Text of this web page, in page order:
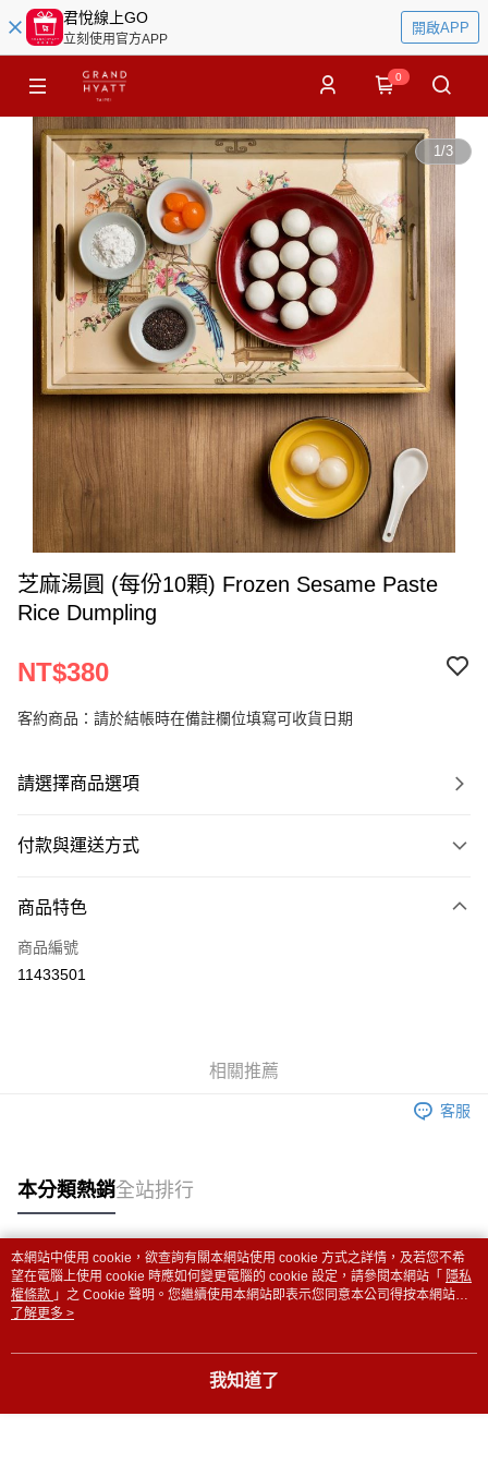
君悅線上GO
立刻使用官方APP
開啟APP
0
1/3
芝麻湯圓 (每份10顆) Frozen Sesame Paste
Rice Dumpling
NT$380
客約商品：請於結帳時在備註欄位填寫可收貨日期
請選擇商品選項
付款與運送方式
信用卡一次付款
運送方式
商品特色
商品編號
11433501
相關推薦
客服
本分類熱銷全站排行
熱門標籤
本網站中使用 cookie，欲查詢有關本網站使用 cookie 方式之詳情，及若您不希
望在電腦上使用 cookie 時應如何變更電腦的 cookie 設定，請參閱本網站「 隱私
權條款 」之 Cookie 聲明。您繼續使用本網站即表示您同意本公司得按本網站使
用條款之 Cookie 聲明使用 cookie。
了解更多 >
我知道了